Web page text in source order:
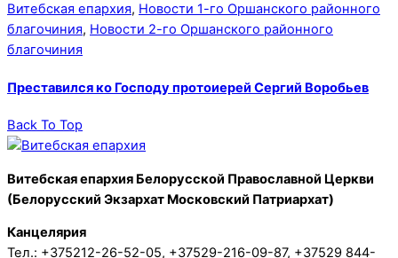
Витебская епархия, Новости 1-го Оршанского районного
благочиния, Новости 2-го Оршанского районного
благочиния
Преставился ко Господу протоиерей Сергий Воробьев
Back To Top
Витебская епархия Белорусской Православной Церкви
(Белорусский Экзархат Московский Патриархат)
Канцелярия
Тел.: +375212-26-52-05, +37529-216-09-87, +37529 844-